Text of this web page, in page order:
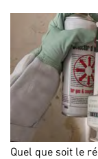
Quel que soit le